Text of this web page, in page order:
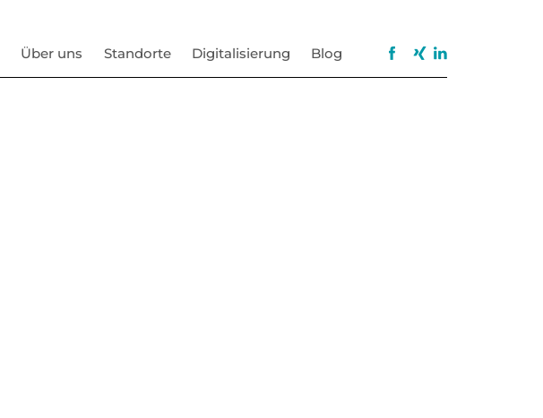
Über uns Standorte Digitalisierung Blog